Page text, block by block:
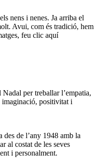
nens i nenes. Ja arriba el
Avui, com és tradició, hem
feu clic aquí
per treballar l’empatia,
positivitat i
de l’any 1948 amb la
al costat de les seves
i personalment.